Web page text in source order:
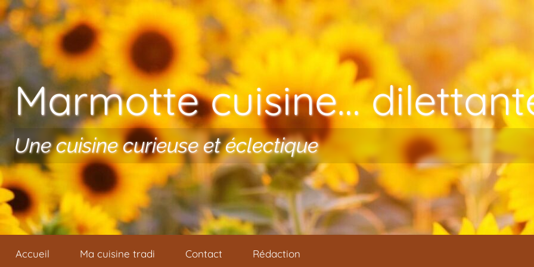
Aller au contenu
Marmotte cuisine…
Une cuisine curieuse et éclectique
Accueil Ma cuisine tradi Contact Rédaction